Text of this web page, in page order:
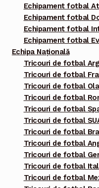
Echipament fotbal
Echipament fotbal
Echipament fotbal
Echipament fotbal
Echipa Națională
Tricouri de fotbal
Tricouri de fotbal
Tricouri de fotbal
Tricouri de fotbal
Tricouri de fotbal
Tricouri de fotbal
Tricouri de fotbal
Tricouri de fotbal
Tricouri de fotbal
Tricouri de fotbal
Tricouri de fotbal